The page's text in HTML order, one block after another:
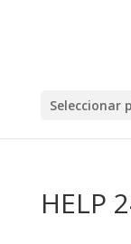
Seleccionar
HELP